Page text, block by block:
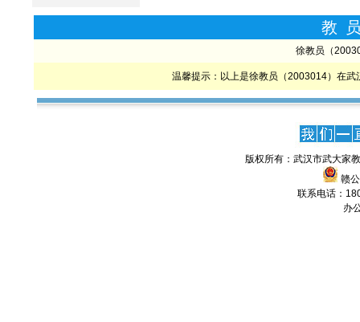
教
徐教员（
温馨提示：以上是徐教员（2003014）在
版权所有：武汉市武大家
赣
联系电话：
办